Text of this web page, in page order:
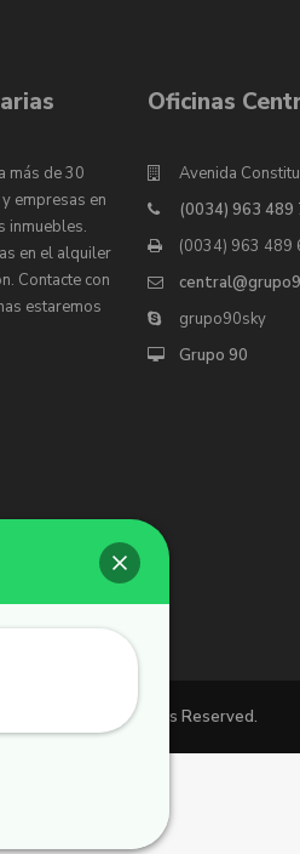
más de 30
empresas en
inmuebles.
en el alquiler
Contacte con
estaremos
Oficinas
Avenida
(0034) 963 489
(0034) 963 489
grupo90sky
Grupo 90
inmobiliarias. All Rights Reserved.